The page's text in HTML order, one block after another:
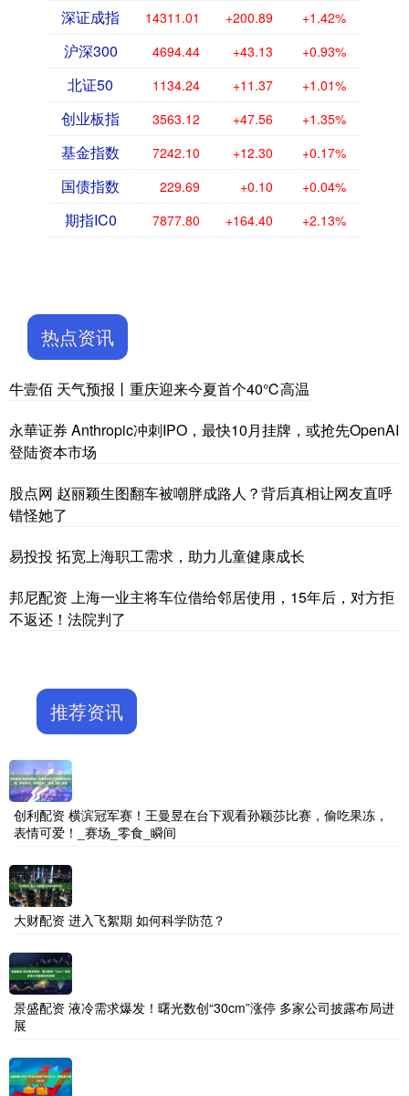
深证成指 14311.01 +200.89 +1.42%
沪深300 4694.44 +43.13 +0.93%
北证50 1134.24 +11.37 +1.01%
创业板指 3563.12 +47.56 +1.35%
基金指数 7242.10 +12.30 +0.17%
国债指数 229.69 +0.10 +0.04%
期指IC0 7877.80 +164.40 +2.13%
热点资讯
牛壹佰 天气预报丨重庆迎来今夏首个40℃高温
永華证券 Anthropic冲刺IPO，最快10月挂牌，或抢先OpenAI
登陆资本市场
股点网 赵丽颖生图翻车被嘲胖成路人？背后真相让网友直呼
错怪她了
易投投 拓宽上海职工需求，助力儿童健康成长
邦尼配资 上海一业主将车位借给邻居使用，15年后，对方拒
不返还！法院判了
推荐资讯
创利配资 横滨冠军赛！王曼昱在台下观看孙颖莎比赛，偷吃果冻，
表情可爱！_赛场_零食_瞬间
大财配资 进入飞絮期 如何科学防范？
景盛配资 液冷需求爆发！曙光数创“30cm”涨停 多家公司披露布局进
展